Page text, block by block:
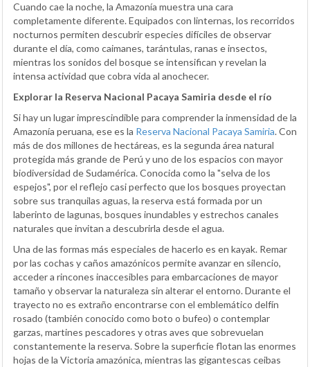
Cuando cae la noche, la Amazonía muestra una cara
completamente diferente. Equipados con linternas, los recorridos
nocturnos permiten descubrir especies difíciles de observar
durante el día, como caimanes, tarántulas, ranas e insectos,
mientras los sonidos del bosque se intensifican y revelan la
intensa actividad que cobra vida al anochecer.
Explorar la Reserva Nacional Pacaya Samiria desde el río
Si hay un lugar imprescindible para comprender la inmensidad de la
Amazonía peruana, ese es la Reserva Nacional Pacaya Samiria. Con
más de dos millones de hectáreas, es la segunda área natural
protegida más grande de Perú y uno de los espacios con mayor
biodiversidad de Sudamérica. Conocida como la "selva de los
espejos", por el reflejo casi perfecto que los bosques proyectan
sobre sus tranquilas aguas, la reserva está formada por un
laberinto de lagunas, bosques inundables y estrechos canales
naturales que invitan a descubrirla desde el agua.
Una de las formas más especiales de hacerlo es en kayak. Remar
por las cochas y caños amazónicos permite avanzar en silencio,
acceder a rincones inaccesibles para embarcaciones de mayor
tamaño y observar la naturaleza sin alterar el entorno. Durante el
trayecto no es extraño encontrarse con el emblemático delfín
rosado (también conocido como boto o bufeo) o contemplar
garzas, martines pescadores y otras aves que sobrevuelan
constantemente la reserva. Sobre la superficie flotan las enormes
hojas de la Victoria amazónica, mientras las gigantescas ceibas